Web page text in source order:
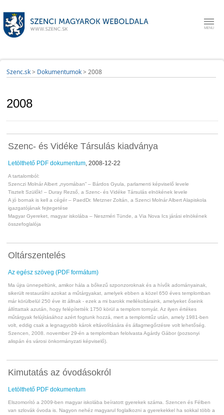
Szenc.sk> Dokumentumok> 2008
2008
Szenc- és Vidéke Társulás kiadványa
Letölthető PDF dokumentum, 2008-12-22
A tartalomból:
Szenczi Molnár Albert „nyomában” – Bárdos Gyula, parlamenti képviselő levele
Tisztelt Szülők! – Duray Rezső, a Szenc- és Vidéke Társulás elnökének levele
A jó bornak is kell a cégér – PaedDr. Metzner Zoltán, a Szenci Molnár Albert Alapiskola
igazgatójának fejtegetése
Magyar Gyereket, magyar iskolába – Neszméri Tünde, a Via Nova Ics járási elnökének
összefoglalója
Oltárszentelés
Az egész szöveg (PDF formátum)
Ma újra ünnepeltünk, amikor hála a bőkezű szponzoroknak és a hívők adományainak,
sikerült restaurálni azokat a műtárgyakat, amelyek ebben a közel 650 éves templomban
már körülbelül 250 éve itt állnak - ezek a mi barokk mellékoltáraink, amelyeket őseink
állíttattak azután, hogy felépítették 1750 körül a templom tornyát. Az ilyen értékes
műtárgyak felújításához azért fogtunk hozzá, mert a templomtűz után, amely 1981-ben
volt, eddig csak a legnagyobb károk eltávolítására és állagmegőrzésre volt lehetőség.
Szencen, 2008. november 29-én a templomban felolvasta Agárdy Gábor (pozsonyi
alispán és városi önkormányzati képviselő).
Kimutatás az óvodásokról
Letölthető PDF dokumentum
Elszomorító a 2009-ben magyar iskolába beíratott gyerekek száma. Szencen és Félben
van szlovák óvoda is. Nagyon nehéz magyarul foglalkozni a gyerekekkel ha sokkal több a